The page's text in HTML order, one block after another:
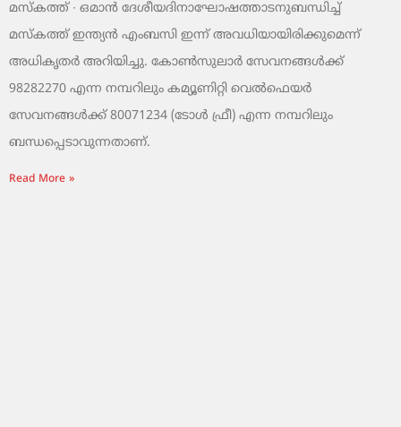
മസ്‌കത്ത് ∙ ഒമാൻ ദേശീയദിനാഘോഷത്താടനുബന്ധിച്ച്
മസ്‌കത്ത് ഇന്ത്യൻ എംബസി ഇന്ന് അവധിയായിരിക്കുമെന്ന്
അധികൃതർ അറിയിച്ചു. കോൺസുലാർ സേവനങ്ങൾക്ക്
98282270 എന്ന നമ്പറിലും കമ്യൂണിറ്റി വെൽഫെയർ
സേവനങ്ങൾക്ക് 80071234 (ടോൾ ഫ്രീ) എന്ന നമ്പറിലും
ബന്ധപ്പെടാവുന്നതാണ്.
Read More »